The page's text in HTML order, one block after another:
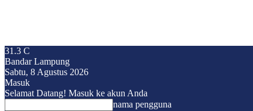
31.3 C
Bandar Lampung
Sabtu, 8 Agustus 2026
Masuk
Selamat Datang! Masuk ke akun Anda
nama pengguna